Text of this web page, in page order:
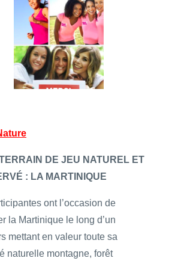
DE JEU NATUREL ET
: LA MARTINIQUE
ont l’occasion de
la Martinique le long d’un
mettant en valeur toute sa
naturelle montagne, forêt